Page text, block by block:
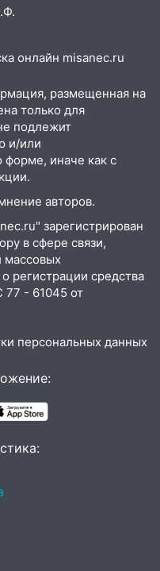
ночью
заброшенных
воду
участников
ЦГКБ
7 и 8 лет
сбили над
и Саратовской
в
фирмы
налогов на 48
двое
ожидается
развороте
и каждый
с
чем может
онлайн misanec.ru
размещенная на
только для
подлежит
и/или
форме, иначе как с
авторов.
зарегистрирован
в сфере связи,
массовых
регистрации средства
- 61045 от
персональных данных